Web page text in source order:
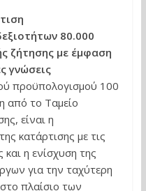
80.000
ζήτησης με έμφαση
γνώσεις
προϋπολογισμού 100
από το Ταμείο
είναι η
κατάρτισης με τις
η ενίσχυση της
για την ταχύτερη
πλαίσιο των